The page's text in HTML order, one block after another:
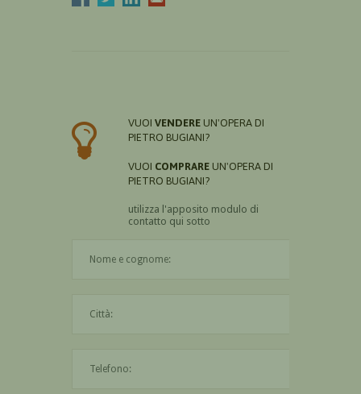
VUOI VENDERE UN'OPERA DI
PIETRO BUGIANI?
VUOI COMPRARE UN'OPERA DI
PIETRO BUGIANI?
utilizza l'apposito modulo di
contatto qui sotto